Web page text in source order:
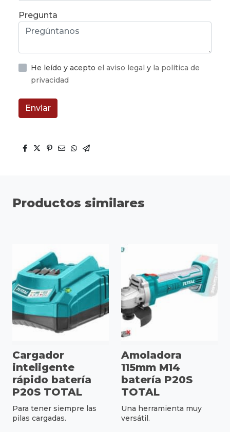
Pregunta
He leído y acepto el aviso legal y la política de
privacidad
Enviar
Productos similares
Cargador
inteligente
rápido batería
P20S TOTAL
Para tener siempre las
pilas cargadas.
Amoladora
115mm M14
batería P20S
TOTAL
Una herramienta muy
versátil.